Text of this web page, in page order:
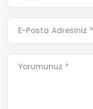
E-Posta Adresiniz *
Yorumunuz *